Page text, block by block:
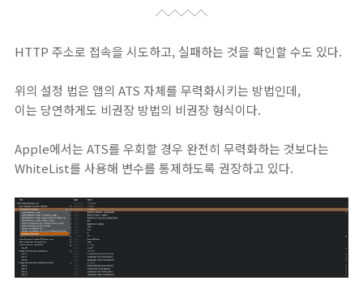
HTTP 주소로 접속을 시도하고, 실패하는 것을 확인할 수도 있다.
위의 설정 법은 앱의 ATS 자체를 무력화시키는 방법인데,
이는 당연하게도 비권장 방법의 비권장 형식이다.
Apple에서는 ATS를 우회할 경우 완전히 무력화하는 것보다는
WhiteList를 사용해 변수를 통제하도록 권장하고 있다.